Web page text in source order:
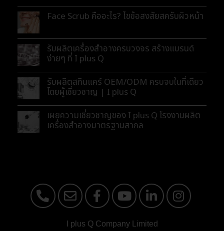
Face Scrub คืออะไร? ไขข้อสงสัยสครับผิวหน้า
รับผลิตเครื่องสำอางครบวงจร สร้างแบรนด์
ง่ายๆ ที่ I plus Q
รับผลิตสกินแคร์ OEM/ODM ครบจบในที่เดียว
โดยผู้เชี่ยวชาญ | I plus Q
เผยความเชี่ยวชาญของ I plus Q โรงงานผลิต
เครื่องสำอางมาตรฐานสากล
I plus Q Company Limited